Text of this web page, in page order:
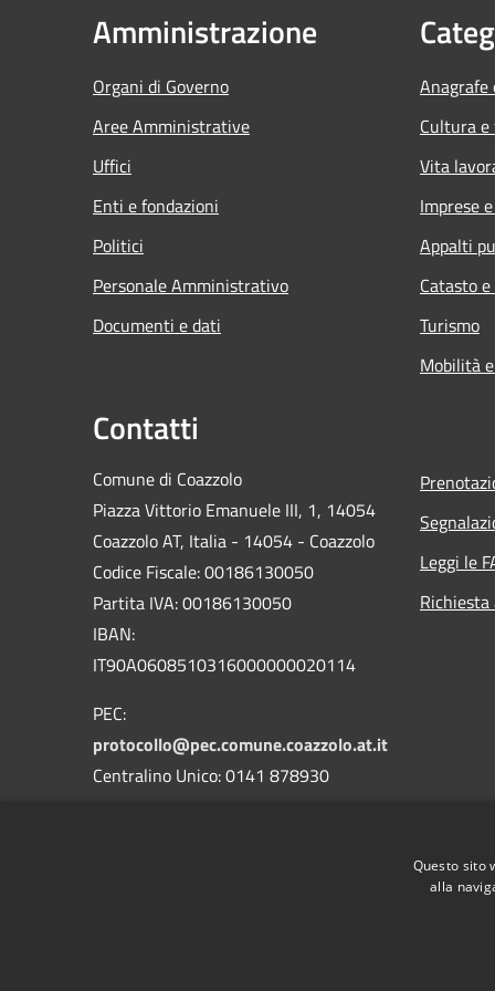
Amministrazione
Organi di Governo
Aree Amministrative
Uffici
Enti e fondazioni
Politici
Personale Amministrativo
Documenti e dati
Cultura
Vita
Imprese
Appalti
Catasto
Turismo
Mobilità
Contatti
Comune di Coazzolo
Piazza Vittorio Emanuele III, 1, 14054
Coazzolo AT, Italia - 14054 - Coazzolo
Codice Fiscale: 00186130050
Partita IVA: 00186130050
IBAN:
IT90A0608510316000000020114
PEC:
protocollo@pec.comune.coazzolo.at.it
Centralino Unico: 0141 878930
Leggi le
Questo sito
alla